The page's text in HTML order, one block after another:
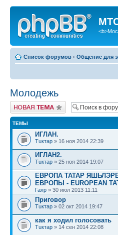
Список форумов ‹ Общение для
Молодежь
Новая тема
ТЕМЫ
ИГЛАН.
Тuктар » 16 ноя 2014 22:39
ИГЛАН2.
Тuктар » 25 ноя 2014 19:07
ЕВРОПА ТАТАР
ЕВРОПЫ - EUROPEAN
Гаяр » 30 июл 2013 11:11
Приговор
Тuктар » 02 окт 2014 19:47
как я ходил голосовать
Тuктар » 14 сен 2014 22:08